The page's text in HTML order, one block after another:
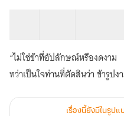
“ไม่ใช่ข้าที่อัปลักษณ์หรืองดงาม
เรื่องนี้ยังมีในรูป